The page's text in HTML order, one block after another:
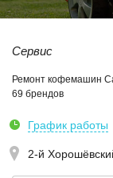
Сервис
Ремонт кофемашин
69 брендов
График работы
2-й